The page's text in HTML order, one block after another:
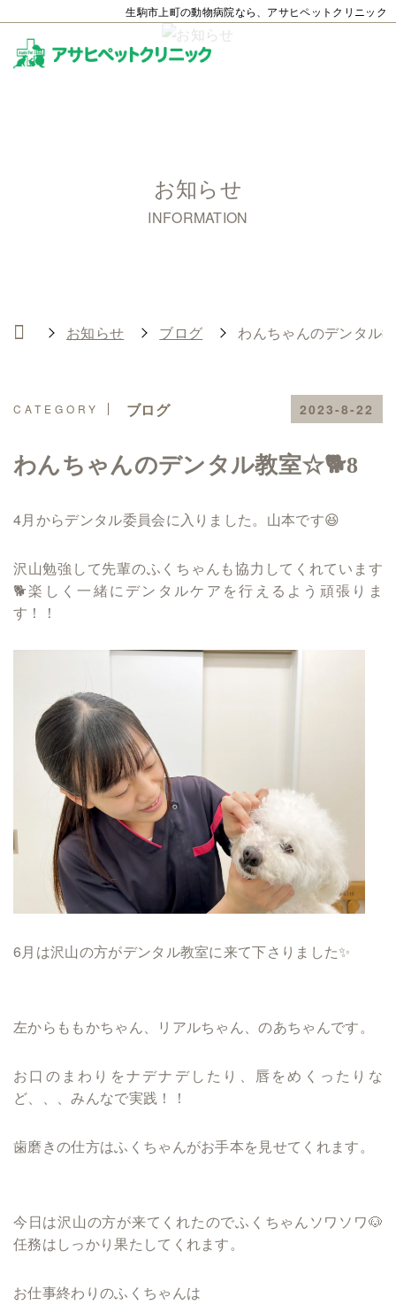
生駒市上町の動物病院なら、アサヒペットクリニック
お知らせ
INFORMATION
お知らせ ブログ わんちゃんのデンタル
ブログ 2023-8-22
わんちゃんのデンタル教室☆🐕8
4月からデンタル委員会に入りました。山本です😆
沢山勉強して先輩のふくちゃんも協力してくれています
🐕楽しく一緒にデンタルケアを行えるよう頑張りま
す！！
6月は沢山の方がデンタル教室に来て下さりました✨
左からももかちゃん、リアルちゃん、のあちゃんです。
お口のまわりをナデナデしたり、唇をめくったりな
ど、、、みんなで実践！！
歯磨きの仕方はふくちゃんがお手本を見せてくれます。
今日は沢山の方が来てくれたのでふくちゃんソワソワ🐶
任務はしっかり果たしてくれます。
お仕事終わりのふくちゃんは